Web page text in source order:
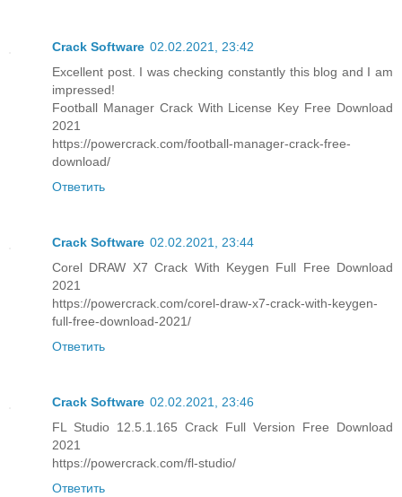
Crack Software 02.02.2021, 23:42
Excellent post. I was checking constantly this blog and I am
impressed!
Football Manager Crack With License Key Free Download
2021
https://powercrack.com/football-manager-crack-free-
download/
Ответить
Crack Software 02.02.2021, 23:44
Corel DRAW X7 Crack With Keygen Full Free Download
2021
https://powercrack.com/corel-draw-x7-crack-with-keygen-
full-free-download-2021/
Ответить
Crack Software 02.02.2021, 23:46
FL Studio 12.5.1.165 Crack Full Version Free Download
2021
https://powercrack.com/fl-studio/
Ответить